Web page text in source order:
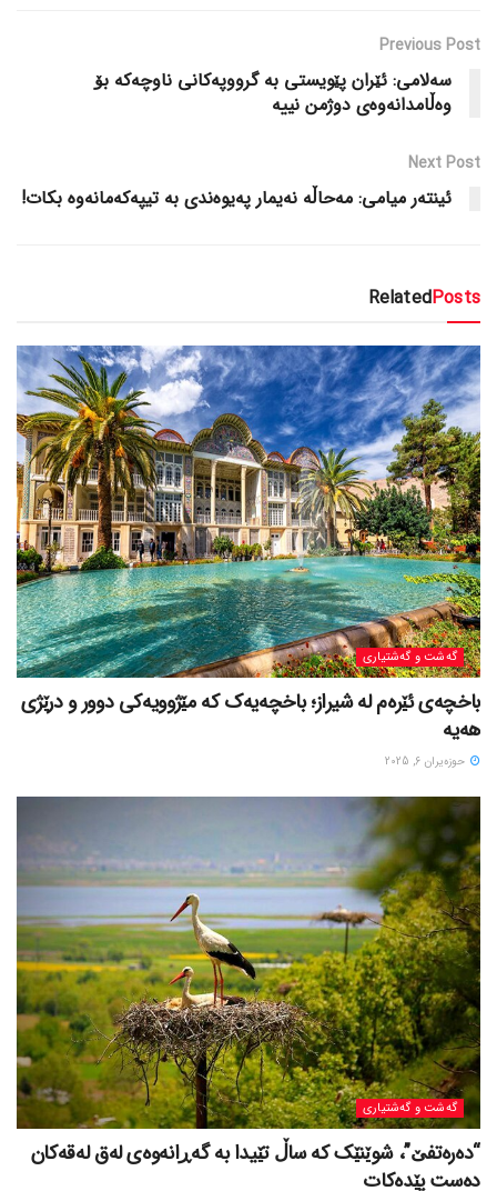
Previous Post
سەلامی: ئێران پێویستی بە گرووپەکانی ناوچەکە بۆ
وەڵامدانەوەی دوژمن نییە
Next Post
ئینتەر میامی: مەحاڵە نەیمار پەیوەندی بە تیپەکەمانەوە بکات!
RelatedPosts
گه‌شت و گه‌شتیاری
باخچەی ئێرەم لە شیراز؛ باخچەیەک کە مێژوویەکی دوور و درێژی
هەیە
حوزه‌یران 6, 2025
گه‌شت و گه‌شتیاری
“دەرەتفێ”، شوێنێک کە ساڵ تێیدا بە گەڕانەوەی لەق لەقەکان
دەست پێدەکات